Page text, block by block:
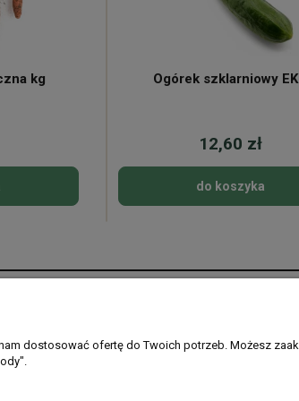
kg Ogórek szklarniowy
12,60 zł
do koszyka
płatności
dostarczamy
Regulamin sklepu
dostosować ofertę do Twoich potrzeb. Możesz